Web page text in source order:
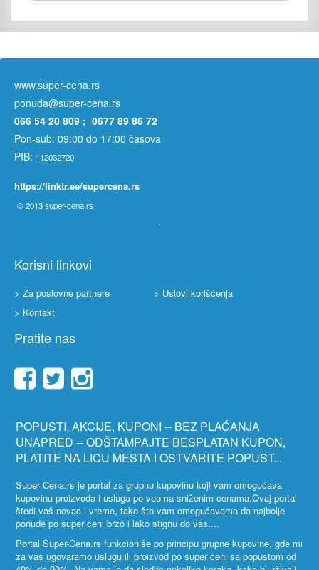
www.super-cena.rs
ponuda@super-cena.rs
066 54 20 809 ; 0677 89 86 72
Pon-sub: 09:00 do 17:00 časova
PIB: 112032720
https://linktr.ee/supercena.rs
© 2013super-cena.rs
Korisni linkovi
> Za poslovne partnere
> Uslovi korišćenja
> Kontakt
Pratite nas
POPUSTI, AKCIJE, KUPONI -- BEZ PLAĆANJA
UNAPRED -- ODŠTAMPAJTE BESPLATAN KUPON,
PLATITE NA LICU MESTA I OSTVARITE POPUST...
Super Cena.rs je portal za grupnu kupovinu koji vam omogućava
kupovinu proizvoda i usluga po veoma sniženim cenama.Ovaj portal
štedi vaš novac i vreme, tako što vam omogućavamo da najbolje
ponude po super ceni brzo i lako stignu do vas....
Portal Super-Cena.rs funkcioniše po principu grupne kupovine, gde mi
za vas ugovaramo uslugu ili proizvod po super ceni sa popustom od